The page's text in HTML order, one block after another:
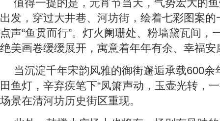
值得一提的是，元宵节当天，气势宏大的
出发，穿过大井巷、河坊街，绘着七彩图案
点声“鱼贯而行”。灯火阑珊处、粉墙黛瓦间，
绝美画卷缓缓展开，寓意着年年有余、幸福安
当沉淀千年宋韵风雅的御街邂逅承载600余
田鱼灯，辛弃疾笔下“凤箫声动，玉壶光转，
场景在清河坊历史街区重现。